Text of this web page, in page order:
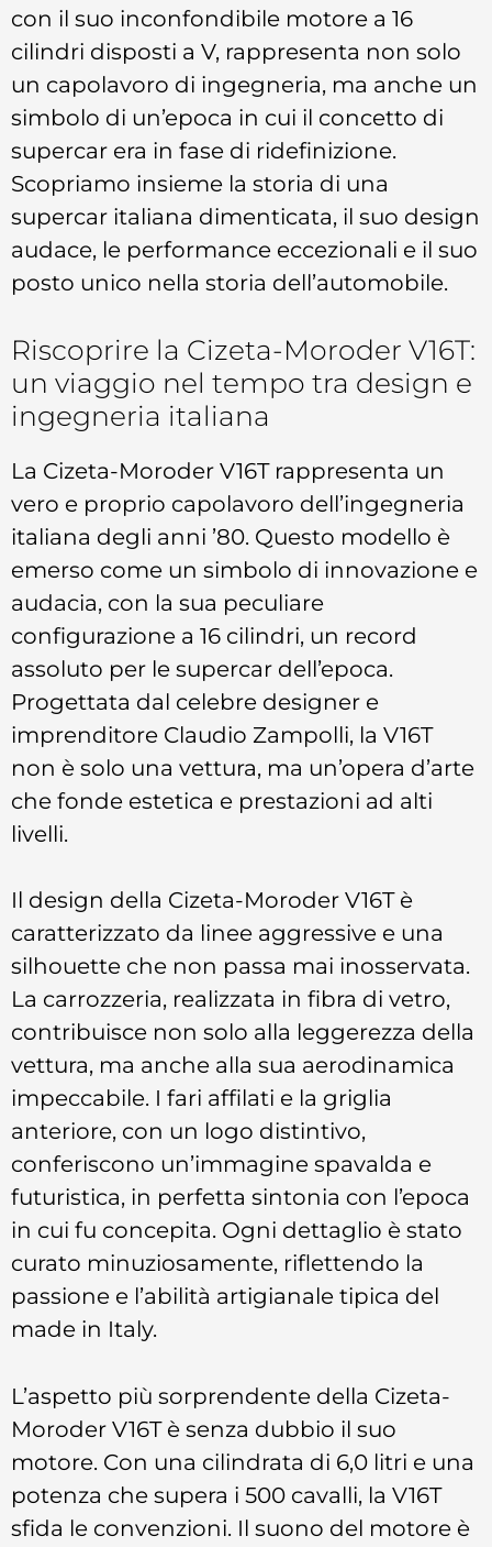
con il suo inconfondibile motore a 16
cilindri disposti a V, rappresenta non solo
un capolavoro di ingegneria, ma anche un
simbolo di un’epoca in cui il concetto di
supercar era in fase di ridefinizione.
Scopriamo insieme la storia di una
supercar italiana dimenticata, il suo design
audace, le performance eccezionali e il suo
posto unico nella storia dell’automobile.
Riscoprire la Cizeta-Moroder V16T:
un viaggio nel tempo tra design e
ingegneria italiana
La Cizeta-Moroder V16T rappresenta un
vero e proprio capolavoro dell’ingegneria
italiana degli anni ’80. Questo modello è
emerso come un simbolo di innovazione e
audacia, con la sua peculiare
configurazione a 16 cilindri, un record
assoluto per le supercar dell’epoca.
Progettata dal celebre designer e
imprenditore Claudio Zampolli, la V16T
non è solo una vettura, ma un’opera d’arte
che fonde estetica e prestazioni ad alti
livelli.
Il design della Cizeta-Moroder V16T è
caratterizzato da linee aggressive e una
silhouette che non passa mai inosservata.
La carrozzeria, realizzata in fibra di vetro,
contribuisce non solo alla leggerezza della
vettura, ma anche alla sua aerodinamica
impeccabile. I fari affilati e la griglia
anteriore, con un logo distintivo,
conferiscono un’immagine spavalda e
futuristica, in perfetta sintonia con l’epoca
in cui fu concepita. Ogni dettaglio è stato
curato minuziosamente, riflettendo la
passione e l’abilità artigianale tipica del
made in Italy.
L’aspetto più sorprendente della Cizeta-
Moroder V16T è senza dubbio il suo
motore. Con una cilindrata di 6,0 litri e una
potenza che supera i 500 cavalli, la V16T
sfida le convenzioni. Il suono del motore è